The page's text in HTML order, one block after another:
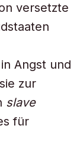
versetzte
Angst und
zur
slave
für